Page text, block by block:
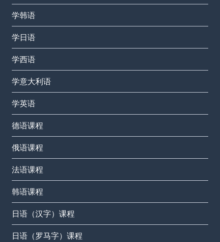
学韩语
学日语
学西语
学意大利语
学英语
德语课程
俄语课程
法语课程
韩语课程
日语（汉字）课程
日语（罗马字）课程